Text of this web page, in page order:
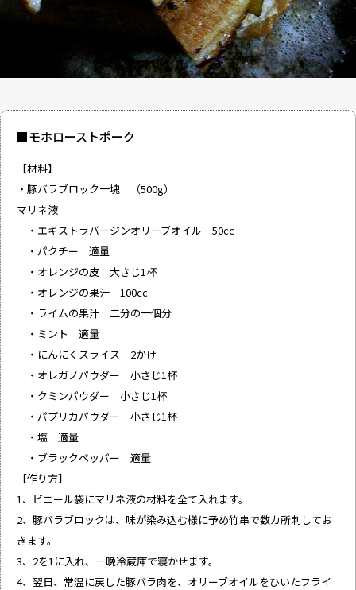
■モホローストポーク
【材料】
・豚バラブロック一塊 （500g）
マリネ液
・エキストラバージンオリーブオイル 50cc
・パクチー 適量
・オレンジの皮 大さじ1杯
・オレンジの果汁 100cc
・ライムの果汁 二分の一個分
・ミント 適量
・にんにくスライス 2かけ
・オレガノパウダー 小さじ1杯
・クミンパウダー 小さじ1杯
・パプリカパウダー 小さじ1杯
・塩 適量
・ブラックペッパー 適量
【作り方】
1、ビニール袋にマリネ液の材料を全て入れます。
2、豚バラブロックは、味が染み込む様に予め竹串で数カ所刺してお
きます。
3、2を1に入れ、一晩冷蔵庫で寝かせます。
4、翌日、常温に戻した豚バラ肉を、オリーブオイルをひいたフライ